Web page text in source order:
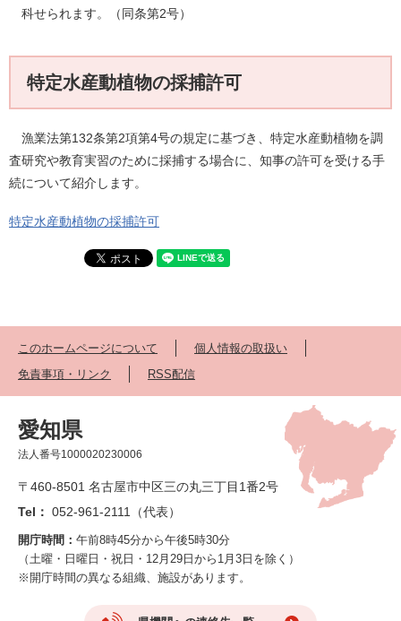
科せられます。（同条第2号）
特定水産動植物の採捕許可
漁業法第132条第2項第4号の規定に基づき、特定水産動植物を調
査研究や教育実習のために採捕する場合に、知事の許可を受ける手
続について紹介します。
特定水産動植物の採捕許可
このホームページについて
個人情報の取扱い
免責事項・リンク
RSS配信
愛知県
法人番号1000020230006
〒460-8501 名古屋市中区三の丸三丁目1番2号
Tel： 052-961-2111（代表）
開庁時間： 午前8時45分から午後5時30分
（土曜・日曜日・祝日・12月29日から1月3日を除く）
※開庁時間の異なる組織、施設があります。